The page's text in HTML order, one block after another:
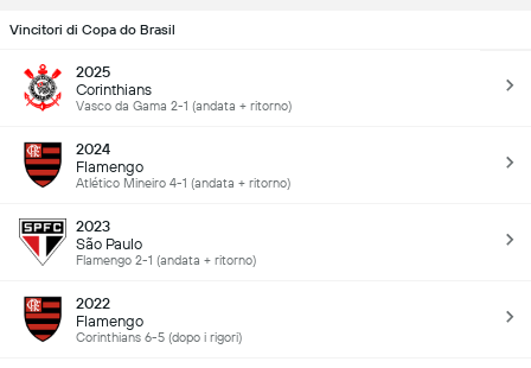
Vincitori di Copa do Brasil
2025
Corinthians
Vasco da Gama 2-1 (andata + ritorno)
2024
Flamengo
Atlético Mineiro 4-1 (andata + ritorno)
2023
São Paulo
Flamengo 2-1 (andata + ritorno)
2022
Flamengo
Corinthians 6-5 (dopo i rigori)